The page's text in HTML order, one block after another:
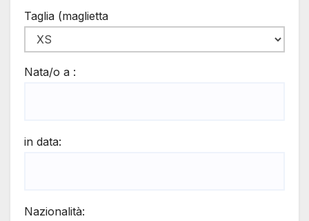
Taglia (maglietta
Nata/o a :
in data:
Nazionalità: